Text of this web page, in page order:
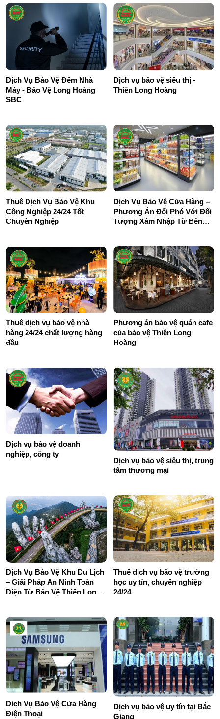
Dịch Vụ Bảo Vệ Đêm Nhà
Máy - Bảo Vệ Long Hoàng
SBC
Dịch vụ bảo vệ siêu thị -
Thiên Long Hoàng
Thuê Dịch Vụ Bảo Vệ Khu
Công Nghiệp 24/24 Tốt
Chuyên Nghiệp
Dịch Vụ Bảo Vệ Cửa Hàng –
Phương Án Đối Phó Với Đối
Tượng Xâm Nhập Từ Bên
Thuê dịch vụ bảo vệ nhà
hàng 24/24 chất lượng hàng
đầu
Phương án bảo vệ quán cafe
của bảo vệ Thiên Long
Hoàng
Dịch vụ bảo vệ doanh
nghiệp, công ty
Dịch vụ bảo vệ siêu thị, trung
tâm thương mại
Dịch Vụ Bảo Vệ Khu Du Lịch
– Giải Pháp An Ninh Toàn
Diện Từ Bảo Vệ Thiên Long
Thuê dịch vụ bảo vệ trường
học uy tín, chuyên nghiệp
24/24
Dich Vụ Bảo Vệ Cửa Hàng
Điện Thoại
Dịch vụ bảo vệ uy tín tại Bắc
Giang